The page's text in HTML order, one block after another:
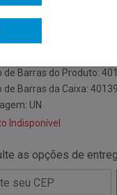
do Fabricante: 095507
de Barras do Produto:
de Barras da Caixa:
UN
Indisponível
as opções de